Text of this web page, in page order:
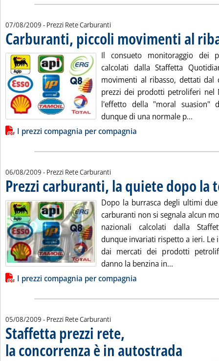
07/08/2009 - Prezzi Rete Carburanti
Carburanti, piccoli movimenti al
Il consueto monitoraggio dei
calcolati dalla Staffetta
movimenti al ribasso, dettati dal
prezzi dei prodotti petroliferi nel
l'effetto della "moral suasion"
dunque di una normale p...
Lista allegati PDF alla notizia
I prezzi compagnia per compagnia
06/08/2009 - Prezzi Rete Carburanti
Prezzi carburanti, la quiete dopo la
Dopo la burrasca degli ultimi
carburanti non si segnala alcun
nazionali calcolati dalla
dunque invariati rispetto a ieri. Le
dai mercati dei prodotti
danno la benzina in...
Lista allegati PDF alla notizia
I prezzi compagnia per compagnia
05/08/2009 - Prezzi Rete Carburanti
Staffetta prezzi rete,
la concorrenza è in autostrada